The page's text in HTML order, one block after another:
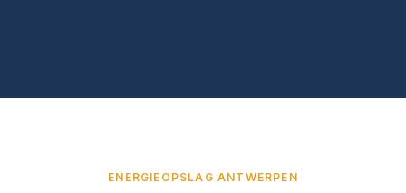
ENERGIEOPSLAG ANTWERPEN